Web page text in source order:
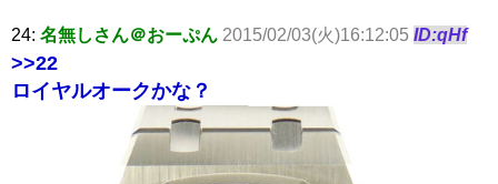
24: 名無しさん＠おーぷん 2015/02/03(火)16:12:05 ID:qHf
>>22
ロイヤルオークかな？